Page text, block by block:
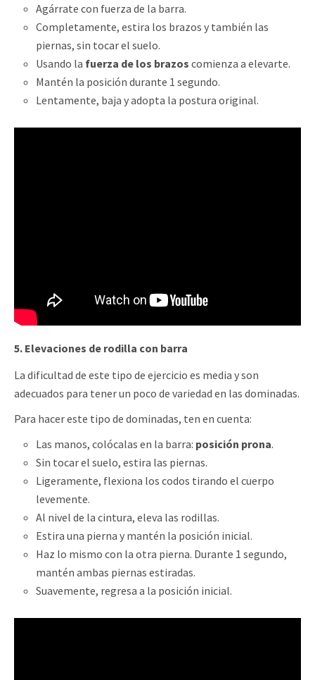
Agárrate con fuerza de la barra.
Completamente, estira los brazos y también las
piernas, sin tocar el suelo.
Usando la fuerza de los brazos comienza a elevarte.
Mantén la posición durante 1 segundo.
Lentamente, baja y adopta la postura original.
5. Elevaciones de rodilla con barra
La dificultad de este tipo de ejercicio es media y son
adecuados para tener un poco de variedad en las dominadas.
Para hacer este tipo de dominadas, ten en cuenta:
Las manos, colócalas en la barra: posición prona.
Sin tocar el suelo, estira las piernas.
Ligeramente, flexiona los codos tirando el cuerpo
levemente.
Al nivel de la cintura, eleva las rodillas.
Estira una pierna y mantén la posición inicial.
Haz lo mismo con la otra pierna. Durante 1 segundo,
mantén ambas piernas estiradas.
Suavemente, regresa a la posición inicial.